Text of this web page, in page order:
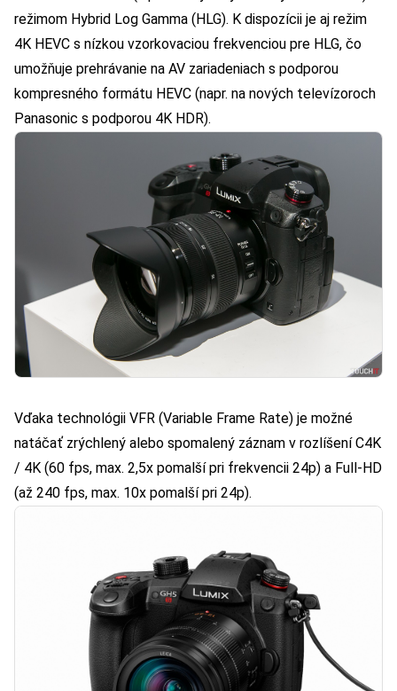
režimom Hybrid Log Gamma (HLG). K dispozícii je aj režim
4K HEVC s nízkou vzorkovaciou frekvenciou pre HLG, čo
umožňuje prehrávanie na AV zariadeniach s podporou
kompresného formátu HEVC (napr. na nových televízoroch
Panasonic s podporou 4K HDR).
Vďaka technológii VFR (Variable Frame Rate) je možné
natáčať zrýchlený alebo spomalený záznam v rozlíšení C4K
/ 4K (60 fps, max. 2,5x pomalší pri frekvencii 24p) a Full-HD
(až 240 fps, max. 10x pomalší pri 24p).